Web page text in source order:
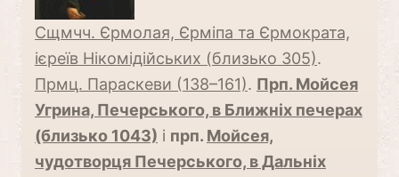
Сщмчч. Єрмолая, Єрміпа та Єрмократа,
ієреїв Нікомідійських (близько 305).
Прмц. Параскеви (138–161). Прп. Мойсея
Угрина, Печерського, в Ближніх печерах
(близько 1043) і прп. Мойсея,
чудотворця Печерського, в Дальніх